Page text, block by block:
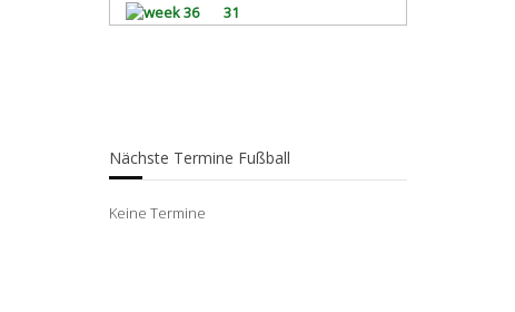
31
Nächste Termine Fußball
Keine Termine